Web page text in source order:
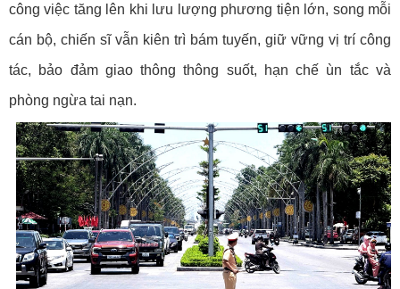
công việc tăng lên khi lưu lượng phương tiện lớn, song mỗi
cán bộ, chiến sĩ vẫn kiên trì bám tuyến, giữ vững vị trí công
tác, bảo đảm giao thông thông suốt, hạn chế ùn tắc và
phòng ngừa tai nạn.